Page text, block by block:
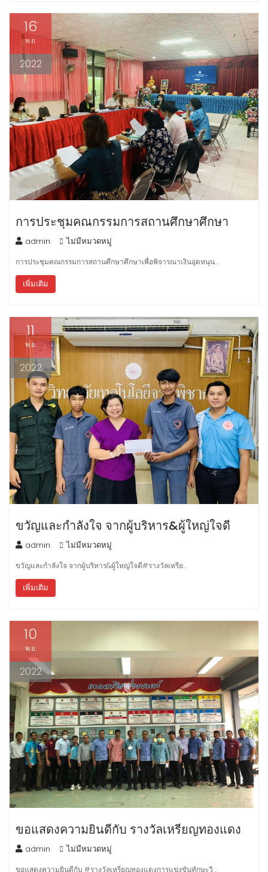
16
พ.ย.
2022
การประชุมคณกรรมการสถานศึกษาศึกษา
admin ไม่มีหมวดหมู่
การประชุมคณกรรมการสถานศึกษาศึกษาเพื่อพิจารณาเงินอุดหนุน…
เพิ่มเติม
11
พ.ย.
2022
ขวัญและกำลังใจ จากผู้บริหาร&ผู้ใหญ่ใจดี
admin ไม่มีหมวดหมู่
ขวัญและกำลังใจ จากผู้บริหาร&ผู้ใหญ่ใจดี#รางวัลเหรีย…
เพิ่มเติม
10
พ.ย.
2022
ขอแสดงความยินดีกับ รางวัลเหรียญทองแดง
admin ไม่มีหมวดหมู่
ขอแสดงความยินดีกับ #รางวัลเหรียญทองแดงการแข่งขันทักษะวิ…